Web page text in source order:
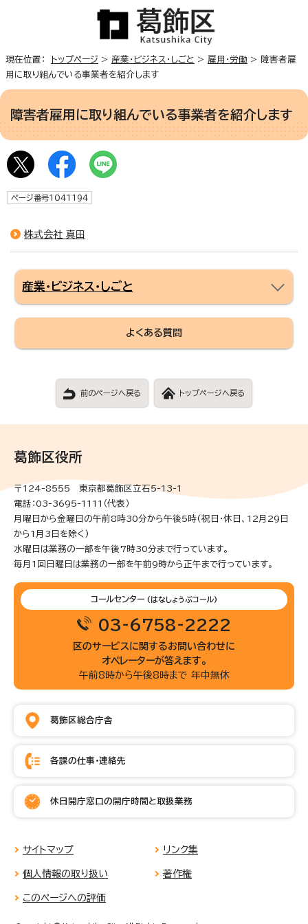
現在位置： トップページ > 産業・ビジネス・しごと > 雇用・労働 > 障害者雇
用に取り組んでいる事業者を紹介します
障害者雇用に取り組んでいる事業者を紹介します
ページ番号1041194
株式会社 真田
産業・ビジネス・しごと
よくある質問
前のページへ戻る トップページへ戻る
葛飾区役所
〒124-8555 東京都葛飾区立石5-13-1
電話：03-3695-1111（代表）
月曜日から金曜日の午前8時30分から午後5時(祝日・休日、12月29日
から1月3日を除く)
水曜日は業務の一部を午後7時30分まで行っています。
毎月1回日曜日は業務の一部を午前9時から正午まで行っています。
コールセンター (はなしょうぶコール)
03-6758-2222
区のサービスに関するお問い合わせに
オペレーターが答えます。
午前8時から午後8時まで 年中無休
葛飾区総合庁舎
各課の仕事・連絡先
休日開庁窓口の開庁時間と取扱業務
サイトマップ リンク集
個人情報の取り扱い 著作権
このページへの評価